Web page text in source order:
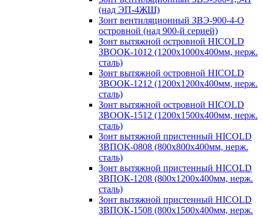
(над ЭП-4ЖШ)
Зонт вентиляционный ЗВЭ-900-4-О
островной (над 900-й серией)
Зонт вытяжной островной HICOLD
ЗВООК-1012 (1200х1000х400мм, нерж.
сталь)
Зонт вытяжной островной HICOLD
ЗВООК-1212 (1200x1200x400мм, нерж.
сталь)
Зонт вытяжной островной HICOLD
ЗВООК-1512 (1200х1500х400мм, нерж.
сталь)
Зонт вытяжной пристенный HICOLD
ЗВПОК-0808 (800х800х400мм, нерж.
сталь)
Зонт вытяжной пристенный HICOLD
ЗВПОК-1208 (800х1200х400мм, нерж.
сталь)
Зонт вытяжной пристенный HICOLD
ЗВПОК-1508 (800х1500х400мм, нерж.